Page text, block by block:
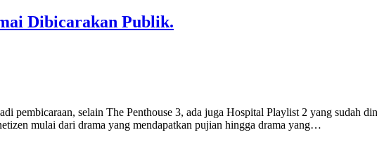
Dibicarakan Publik.
pembicaraan, selain The Penthouse 3, ada juga Hospital Playlist 2 yang sudah
mulai dari drama yang mendapatkan pujian hingga drama yang…